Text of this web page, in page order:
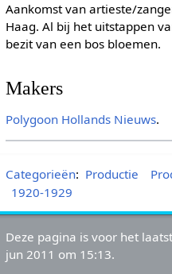
Aankomst van artieste/
Haag. Al bij het uitstappen
bezit van een bos bloemen.
Makers
Polygoon Hollands Nieuws.
Categorieën: Productie
1920-1929
Deze pagina is voor het
jun 2011 om 15:13.